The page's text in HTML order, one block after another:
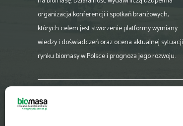
organizacja konferencji i spotkań branżowych,
których celem jest stworzenie platformy wymiany
wiedzy i doświadczeń oraz ocena aktualnej sytuacji
rynku biomasy w Polsce i prognoza jego rozwoju.
biuro@magazynbiomasa.pl